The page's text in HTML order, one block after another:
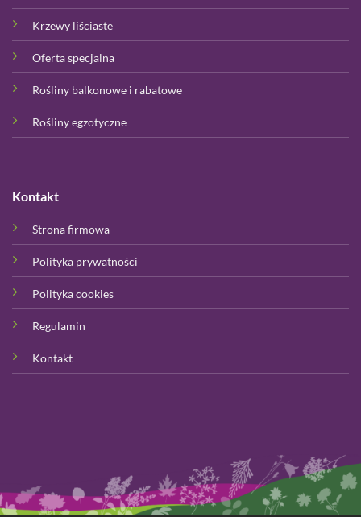
Krzewy liściaste
Oferta specjalna
Rośliny balkonowe i rabatowe
Rośliny egzotyczne
Kontakt
Strona firmowa
Polityka prywatności
Polityka cookies
Regulamin
Kontakt